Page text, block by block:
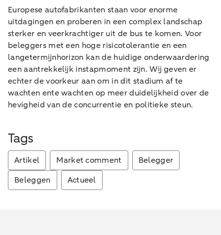
Europese autofabrikanten staan voor enorme
uitdagingen en proberen in een complex landschap
sterker en veerkrachtiger uit de bus te komen. Voor
beleggers met een hoge risicotolerantie en een
langetermijnhorizon kan de huidige onderwaardering
een aantrekkelijk instapmoment zijn. Wij geven er
echter de voorkeur aan om in dit stadium af te
wachten ente wachten op meer duidelijkheid over de
hevigheid van de concurrentie en politieke steun.
Tags
Artikel Market comment
Belegger
Beleggen
Actueel